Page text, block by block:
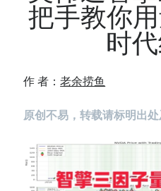
最新发表 ：
老余看市：假曙光、核电弹药上膛、
仓位大小背后的数学：为什么胜率
码）
我拿Reddit上高赞的趋势策略，认
老余看市：长鑫4万亿，A股却蒸发
普通人的5个常见投资错误，可能让
把手教你
时
作 者：老余捞鱼
原创不易，转载请标明出处